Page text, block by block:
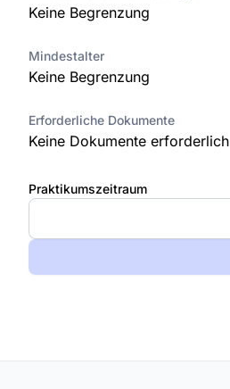
Keine Begrenzung
Mindestalter
Keine Begrenzung
Erforderliche Dokumente
Keine Dokumente erforderlich
Praktikumszeitraum